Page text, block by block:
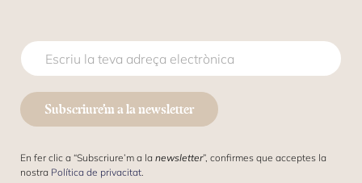
L
E
T
R
Ó
I
C
C
O
R
E
O
L
E
Subscriure’m a la newsletter
En fer clic a “Subscriure’m a la newsletter”, confirmes que acceptes la
nostra Política de privacitat.